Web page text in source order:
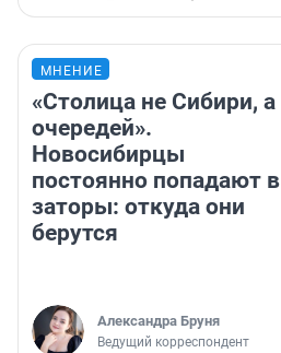
МНЕНИЕ
«Столица не Сибири, а
очередей».
Новосибирцы
постоянно попадают в
заторы: откуда они
берутся
Александра Бруня
Ведущий корреспондент